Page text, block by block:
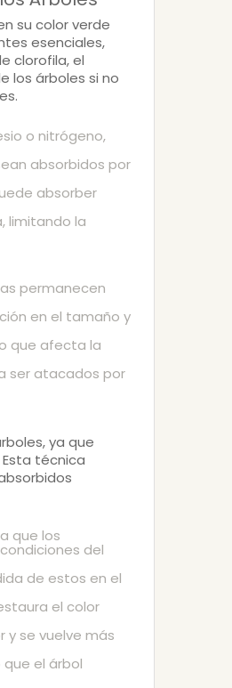
su color verde
esenciales,
clorofila, el
los árboles si no
o nitrógeno,
absorbidos por
absorber
limitando la
permanecen
en el tamaño y
que afecta la
ser atacados por
ya que
técnica
que los
del
de estos en el
el color
y se vuelve más
el árbol